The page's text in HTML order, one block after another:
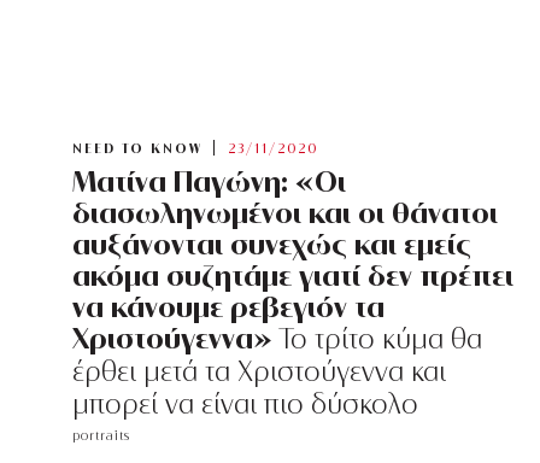
NEED TO KNOW 23/11/2020
Ματίνα Παγώνη: «Οι
διασωληνωμένοι και οι θάνατοι
αυξάνονται συνεχώς και εμείς
ακόμα συζητάμε γιατί δεν πρέπει
να κάνουμε ρεβεγιόν τα
Χριστούγεννα» Το τρίτο κύμα θα
έρθει μετά τα Χριστούγεννα και
μπορεί να είναι πιο δύσκολο
portraits